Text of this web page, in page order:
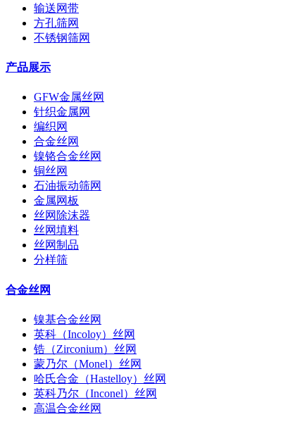
输送网带
方孔筛网
不锈钢筛网
产品展示
GFW金属丝网
针织金属网
编织网
合金丝网
镍铬合金丝网
铜丝网
石油振动筛网
金属网板
丝网除沫器
丝网填料
丝网制品
分样筛
合金丝网
镍基合金丝网
英科（Incoloy）丝网
锆（Zirconium）丝网
蒙乃尔（Monel）丝网
哈氏合金（Hastelloy）丝网
英科乃尔（Inconel）丝网
高温合金丝网